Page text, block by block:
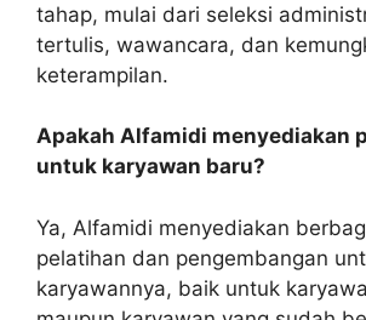
tahap, mulai dari seleksi
tertulis, wawancara, dan
keterampilan.
Apakah Alfamidi menyediakan
untuk karyawan baru?
Ya, Alfamidi menyediakan
pelatihan dan pengembangan
karyawannya, baik untuk